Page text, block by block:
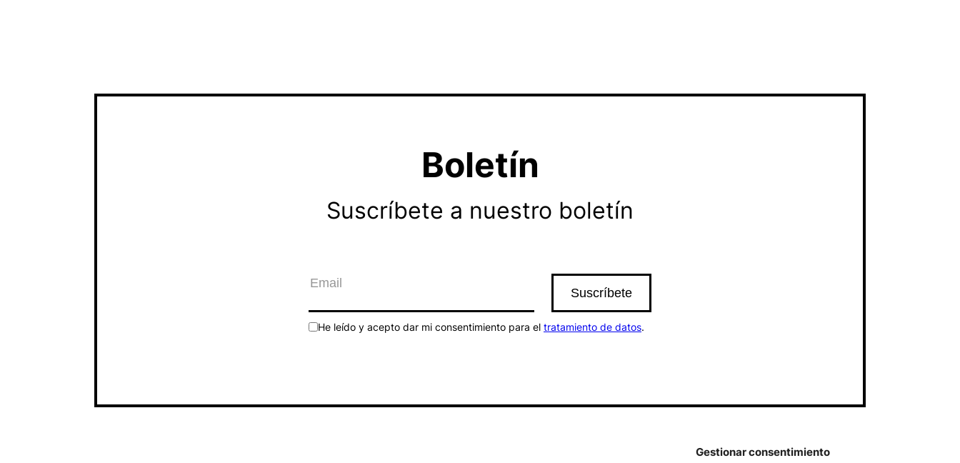
Gestionar consentimiento
Boletín
Suscríbete a nuestro boletín
He leído y acepto dar mi consentimiento para el tratamiento de datos.